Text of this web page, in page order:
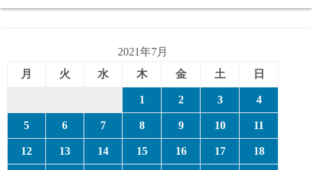
ゴ
2021年7月
月
火 水 木 金 土 日
1 2 3 4
5 6 7 8 9 10 11
12 13 14 15 16 17 18